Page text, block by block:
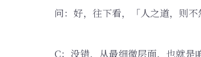
问：好，往下看，「人之道，则
C：没错，从最细微层面，也就是